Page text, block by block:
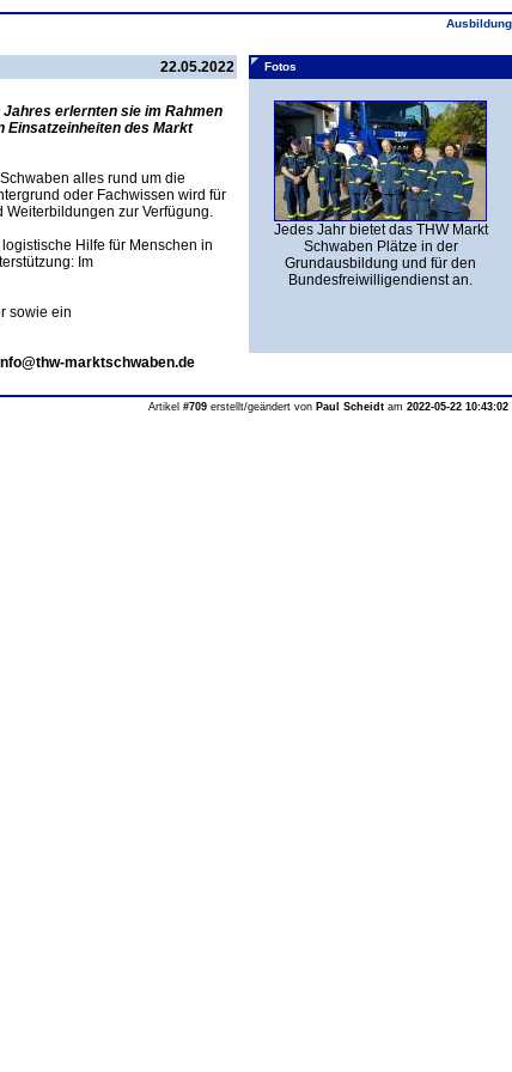
Ausbildung
22.05.2022
erlernten sie im Rahmen
Einsatzeinheiten des Markt
alles rund um die
oder Fachwissen wird für
zur Verfügung.
Hilfe für Menschen in
Im
sowie ein
marktschwaben.de
Fotos
Jedes Jahr bietet das THW Markt
Schwaben Plätze in der
Grundausbildung und für den
Bundesfreiwilligendienst an.
Artikel #709 erstellt/geändert von Paul Scheidt am 2022-05-22 10:43:02